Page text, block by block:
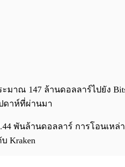
ะมาณ 147 ล้านดอลลาร์ไปยัง
ดาห์ที่ผ่านมา
พันล้านดอลลาร์ การโอนเห
Kraken